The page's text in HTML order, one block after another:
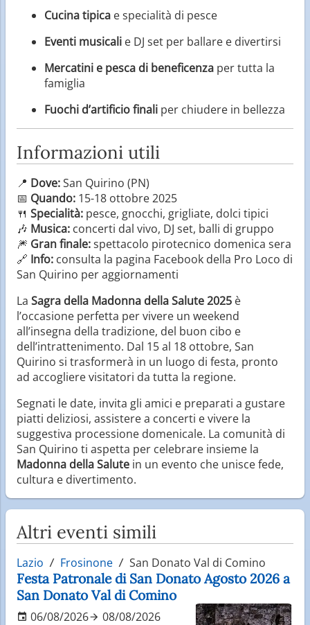
Cucina tipica e specialità di pesce
Eventi musicali e DJ set per ballare e divertirsi
Mercatini e pesca di beneficenza per tutta la
famiglia
Fuochi d’artificio finali per chiudere in bellezza
Informazioni utili
📍 Dove:San Quirino (PN)
📅 Quando: 15-18 ottobre 2025
🍴 Specialità: pesce, gnocchi, grigliate, dolci tipici
🎶 Musica: concerti dal vivo, DJ set, balli di gruppo
🎆 Gran finale:spettacolo pirotecnico domenica sera
🔗 Info: consulta la pagina Facebook della Pro Loco di
San Quirino per aggiornamenti
La Sagra della Madonna della Salute 2025 è
l’occasione perfetta per vivere un weekend
all’insegna della tradizione, del buon cibo e
dell’intrattenimento. Dal 15 al 18 ottobre, San
Quirino si trasformerà in un luogo di festa, pronto
ad accogliere visitatori da tutta la regione.
Segnati le date, invita gli amici e preparati a gustare
piatti deliziosi, assistere a concerti e vivere la
suggestiva processione domenicale. La comunità di
San Quirino ti aspetta per celebrare insieme la
Madonna della Salute in un evento che unisce fede,
cultura e divertimento.
Altri eventi simili
Lazio Frosinone San Donato Val di Comino
Festa Patronale di San Donato Agosto 2026 a
San Donato Val di Comino
06/08/2026
08/08/2026